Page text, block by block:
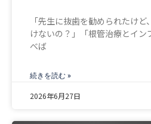
「先生に抜歯を勧められたけ
けないの？」「根管治療とイ
べば
続きを読む »
2026年6月27日